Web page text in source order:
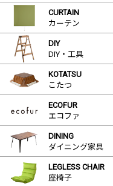
CURTAIN
カーテン
DIY
DIY・工具
KOTATSU
こたつ
ECOFUR
エコファ
DINING
ダイニング家具
LEGLESS CHAIR
座椅子